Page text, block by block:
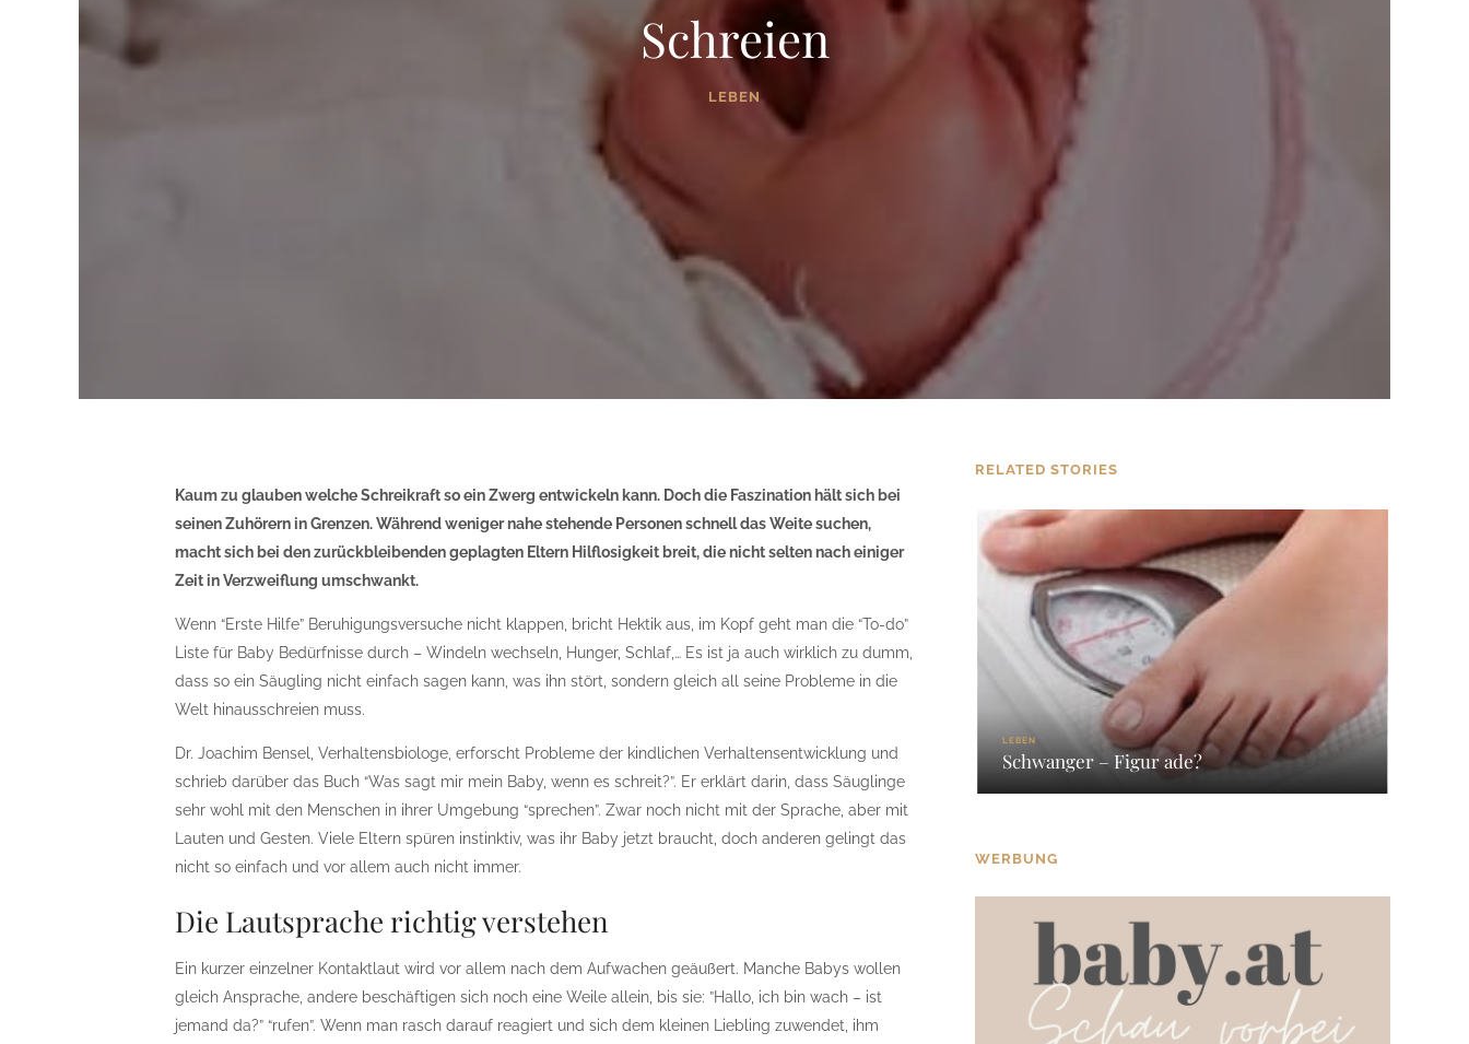
Schreien
LEBEN
Kaum zu glauben welche Schreikraft so ein Zwerg entwickeln kann. Doch die Faszination hält sich bei
seinen Zuhörern in Grenzen. Während weniger nahe stehende Personen schnell das Weite suchen,
macht sich bei den zurückbleibenden geplagten Eltern Hilflosigkeit breit, die nicht selten nach einiger
Zeit in Verzweiflung umschwankt.
Wenn “Erste Hilfe” Beruhigungsversuche nicht klappen, bricht Hektik aus, im Kopf geht man die “To-do”
Liste für Baby Bedürfnisse durch – Windeln wechseln, Hunger, Schlaf,… Es ist ja auch wirklich zu dumm,
dass so ein Säugling nicht einfach sagen kann, was ihn stört, sondern gleich all seine Probleme in die
Welt hinausschreien muss.
Dr. Joachim Bensel, Verhaltensbiologe, erforscht Probleme der kindlichen Verhaltensentwicklung und
schrieb darüber das Buch “Was sagt mir mein Baby, wenn es schreit?”. Er erklärt darin, dass Säuglinge
sehr wohl mit den Menschen in ihrer Umgebung “sprechen”. Zwar noch nicht mit der Sprache, aber mit
Lauten und Gesten. Viele Eltern spüren instinktiv, was ihr Baby jetzt braucht, doch anderen gelingt das
nicht so einfach und vor allem auch nicht immer.
Die Lautsprache richtig verstehen
Ein kurzer einzelner Kontaktlaut wird vor allem nach dem Aufwachen geäußert. Manche Babys wollen
gleich Ansprache, andere beschäftigen sich noch eine Weile allein, bis sie: ”Hallo, ich bin wach – ist
jemand da?” “rufen”. Wenn man rasch darauf reagiert und sich dem kleinen Liebling zuwendet, ihm
RELATED STORIES
LEBEN
Schwanger – Figur ade?
WERBUNG